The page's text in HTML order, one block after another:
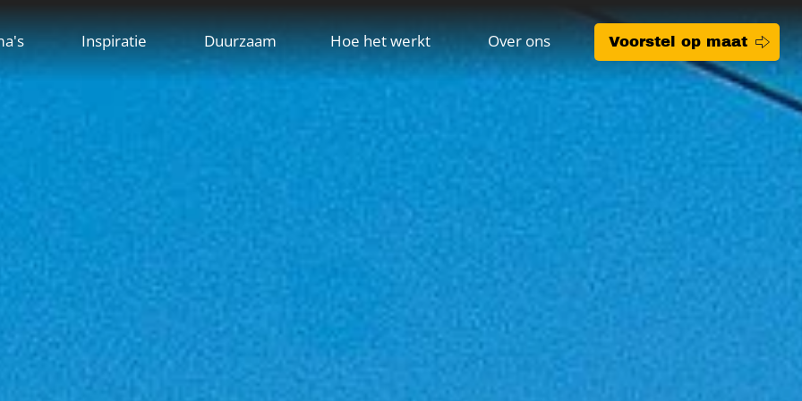
Inspiratie Duurzaam Hoe het werkt Over ons Voorstel op maat